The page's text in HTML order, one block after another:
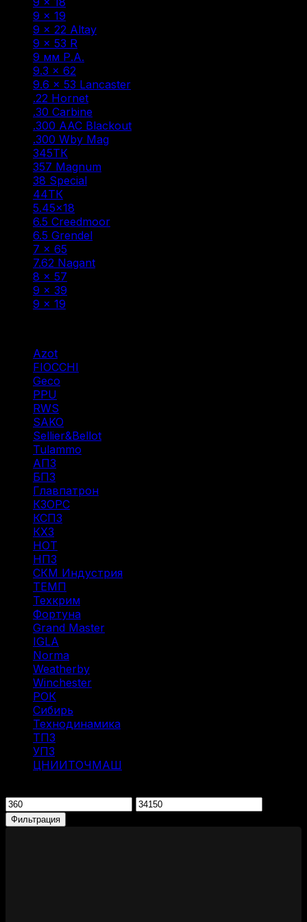
9 × 19
9 × 22 Altay
9 × 53 R
9 мм Р.А.
9.3 × 62
9.6 × 53 Lancaster
.22 Hornet
.30 Carbine
.300 AAC Blackout
.300 Wby Mag
345ТК
357 Magnum
38 Special
44ТК
5.45×18
6.5 Creedmoor
6.5 Grendel
7 × 65
7.62 Nagant
8 × 57
9 × 39
9 x 19
Azot
FIOCCHI
Geco
PPU
RWS
SAKO
Sellier&Bellot
Tulammo
АПЗ
БПЗ
Главпатрон
КЗОРС
КСПЗ
КХЗ
НОТ
НПЗ
СКМ Индустрия
ТЕМП
Техкрим
Фортуна
Grand Master
IGLA
Norma
Weatherby
Winchester
РОК
Сибирь
Технодинамика
ТПЗ
УПЗ
ЦНИИТОЧМАШ
Минимальная
цена
Максимальная
цена
Фильтрация